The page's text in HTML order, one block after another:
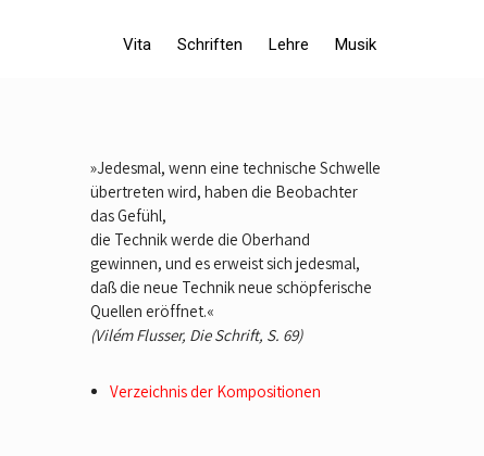
Vita Schriften Lehre Musik
»Jedesmal, wenn eine technische Schwelle
übertreten wird, haben die Beobachter
das Gefühl,
die Technik werde die Oberhand
gewinnen, und es erweist sich jedesmal,
daß die neue Technik neue schöpferische
Quellen eröffnet.«
(Vilém Flusser, Die Schrift, S. 69)
Verzeichnis der Kompositionen